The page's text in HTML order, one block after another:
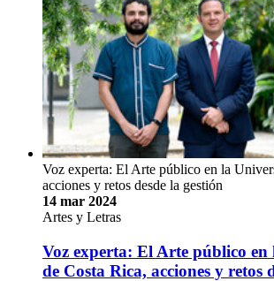
Voz experta: El Arte público en la
acciones y retos desde la gestión
14 mar 2024
Artes y Letras
Voz experta: El Arte público
de Costa Rica, acciones y retos